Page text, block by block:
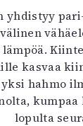
yhdistyy
kasvaa
hahmo
kumpaa
lopulta